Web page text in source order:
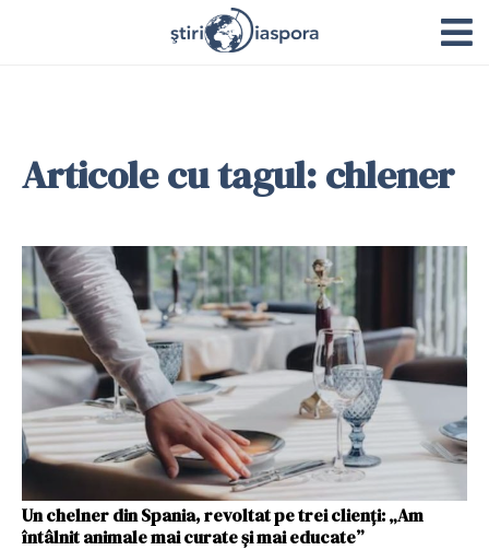
Articole cu tagul: chlener
Un chelner din Spania, revoltat pe trei clienți: „Am
întâlnit animale mai curate și mai educate”